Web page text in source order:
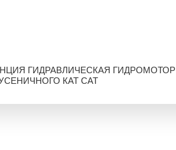
ГИДРАВЛИЧЕСКАЯ ГИДРОМОТОР
КАТ САТ